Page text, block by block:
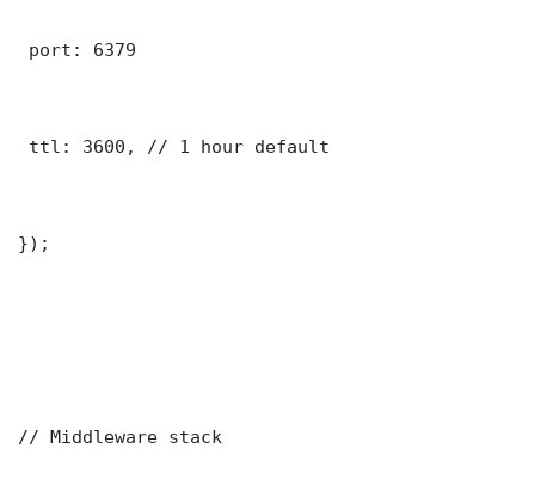
port: 6379
ttl: 3600, // 1 hour default
});
// Middleware stack